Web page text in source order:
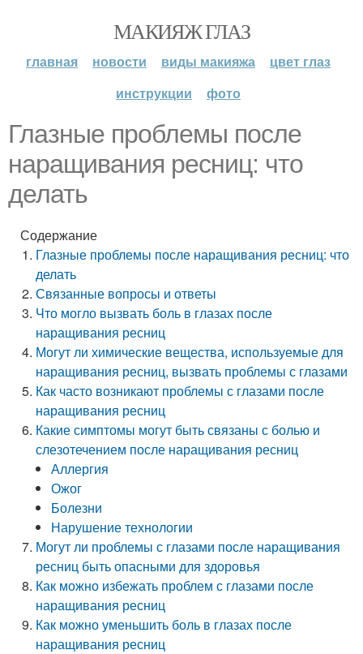
МАКИЯЖ ГЛАЗ
главная новости виды макияжа
цвет глаз
инструкции
фото
Глазные проблемы после
наращивания ресниц: что
делать
Содержание
Глазные проблемы после наращивания ресниц: что
делать
Связанные вопросы и ответы
Что могло вызвать боль в глазах после
наращивания ресниц
Могут ли химические вещества, используемые для
наращивания ресниц, вызвать проблемы с глазами
Как часто возникают проблемы с глазами после
наращивания ресниц
Какие симптомы могут быть связаны с болью и
слезотечением после наращивания ресниц
Аллергия
Ожог
Болезни
Нарушение технологии
Могут ли проблемы с глазами после наращивания
ресниц быть опасными для здоровья
Как можно избежать проблем с глазами после
наращивания ресниц
Как можно уменьшить боль в глазах после
наращивания ресниц